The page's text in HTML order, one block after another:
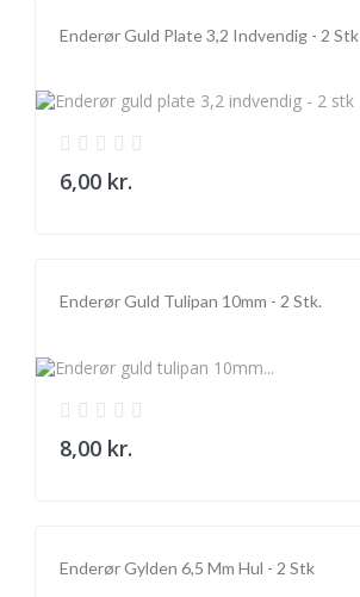
Enderør Guld Plate 3,2 Indvendig - 2 Stk
6,00 kr.
Enderør Guld Tulipan 10mm - 2 Stk.
8,00 kr.
Enderør Gylden 6,5 Mm Hul - 2 Stk